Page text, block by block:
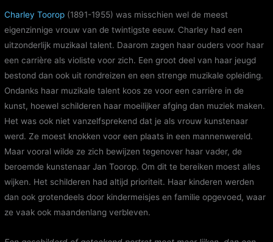
Charley Toorop (1891-1955) was misschien wel de meest
eigenzinnige vrouw van de twintigste eeuw. Charley had een
uitzonderlijk muzikaal talent. Daarom zagen haar ouders voor haar
een carrière als violiste voor zich. Een groot deel van haar jeugd
bestond dan ook uit rondreizen en een strenge muzikale opleiding.
Ondanks haar muzikale talent koos ze voor een carrière in de
kunst, hoewel schilderen haar moeilijker afging dan muziek maken.
Het was ook niet vanzelfsprekend dat je als vrouw kunstenaar
werd. Ze moest knokken voor een plaats in een mannenwereld.
Maar vooral wilde ze zich bewijzen tegenover haar vader, de
beroemde kunstenaar Jan Toorop. Om dit te bereiken moest alles
wijken. Het schilderen had altijd prioriteit. Haar kinderen werden
dan ook grotendeels door kindermeisjes en familie opgevoed, waar
ze vaak ook maandenlang verbleven.